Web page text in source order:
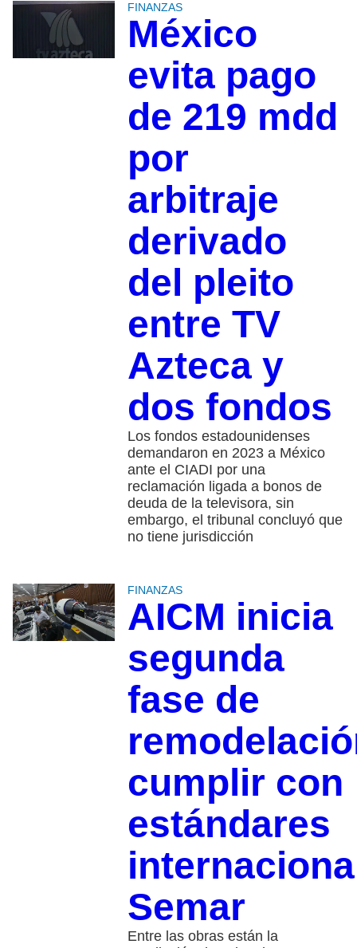
FINANZAS
México
evita pago
de 219 mdd
por
arbitraje
derivado
del pleito
entre TV
Azteca y
dos fondos
Los fondos estadounidenses
demandaron en 2023 a México
ante el CIADI por una
reclamación ligada a bonos de
deuda de la televisora, sin
embargo, el tribunal concluyó que
no tiene jurisdicción
FINANZAS
AICM inicia
segunda
fase de
cumplir con
estándares
Semar
Entre las obras están la